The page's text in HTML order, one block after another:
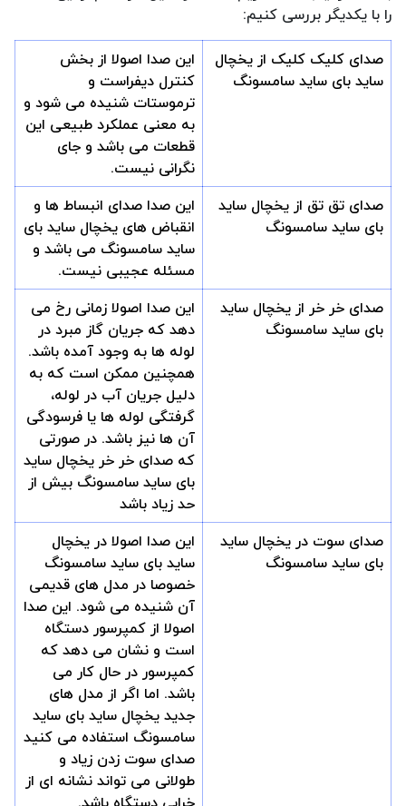
را با یکدیگر بررسی کنیم:
صدای کلیک کلیک از یخچال
ساید بای ساید سامسونگ
این صدا اصولا از بخش
کنترل دیفراست و
ترموستات شنیده می شود و
به معنی عملکرد طبیعی این
قطعات می باشد و جای
نگرانی نیست.
صدای تق تق از یخچال ساید
بای ساید سامسونگ
این صدا صدای انبساط ها و
انقباض های یخچال ساید بای
ساید سامسونگ می باشد و
مسئله عجیبی نیست.
صدای خر خر از یخچال ساید
بای ساید سامسونگ
این صدا اصولا زمانی رخ می
دهد که جریان گاز مبرد در
لوله ها به وجود آمده باشد.
همچنین ممکن است که به
دلیل جریان آب در لوله،
گرفتگی لوله ها یا فرسودگی
آن ها نیز باشد. در صورتی
که صدای خر خر یخچال ساید
بای ساید سامسونگ بیش از
حد زیاد باشد
صدای سوت در یخچال ساید
بای ساید سامسونگ
این صدا اصولا در یخچال
ساید بای ساید سامسونگ
خصوصا در مدل های قدیمی
آن شنیده می شود. این صدا
اصولا از کمپرسور دستگاه
است و نشان می دهد که
کمپرسور در حال کار می
باشد. اما اگر از مدل های
جدید یخچال ساید بای ساید
سامسونگ استفاده می کنید
صدای سوت زدن زیاد و
طولانی می تواند نشانه ای از